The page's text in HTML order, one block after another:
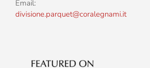
Email:
divisione.parquet@coralegnami.it